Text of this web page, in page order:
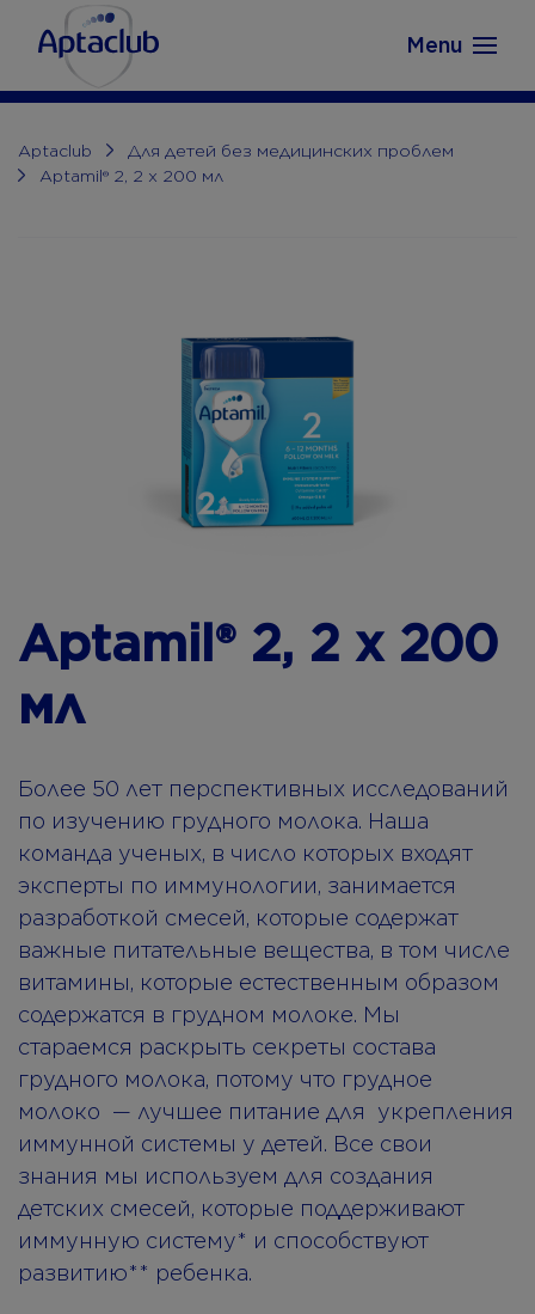
Skip to content
Aptaclub.ee Menu
Aptaclub
Для детей без медицинских проблем
Aptamil® 2, 2 x 200 мл
Aptamil® 2, 2 x 200
мл
Более 50 лет перспективных исследований
по изучению грудного молока. Наша
команда ученых, в число которых входят
эксперты по иммунологии, занимается
разработкой смесей, которые содержат
важные питательные вещества, в том числе
витамины, которые естественным образом
содержатся в грудном молоке. Мы
стараемся раскрыть секреты состава
грудного молока, потому что грудное
молоко — лучшее питание для укрепления
иммунной системы у детей. Bсе свои
знания мы используем для создания
детских смесей, которые поддерживают
иммунную систему* и способствуют
развитию** ребенка.